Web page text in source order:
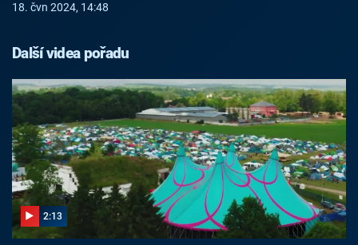
18. čvn 2024, 14:48
Další videa pořadu
2:13